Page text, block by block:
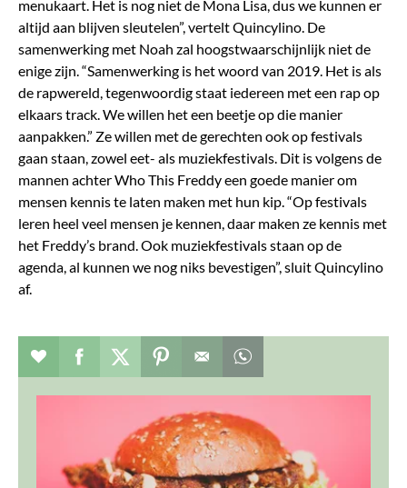
menukaart. Het is nog niet de Mona Lisa, dus we kunnen er
altijd aan blijven sleutelen”, vertelt Quincylino. De
samenwerking met Noah zal hoogstwaarschijnlijk niet de
enige zijn. “Samenwerking is het woord van 2019. Het is als
de rapwereld, tegenwoordig staat iedereen met een rap op
elkaars track. We willen het een beetje op die manier
aanpakken.” Ze willen met de gerechten ook op festivals
gaan staan, zowel eet- als muziekfestivals. Dit is volgens de
mannen achter Who This Freddy een goede manier om
mensen kennis te laten maken met hun kip. “Op festivals
leren heel veel mensen je kennen, daar maken ze kennis met
het Freddy’s brand. Ook muziekfestivals staan op de
agenda, al kunnen we nog niks bevestigen”, sluit Quincylino
af.
Verhaal toevoegen aan favorieten
Deel dit op facebook
Deel dit op twitter
Deel dit op pinterest